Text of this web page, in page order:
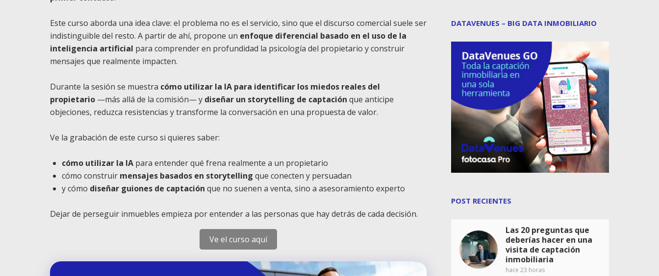
Este curso aborda una idea clave: el problema no es el servicio, sino que el discurso comercial suele ser
indistinguible del resto. A partir de ahí, propone un enfoque diferencial basado en el uso de la
inteligencia artificial para comprender en profundidad la psicología del propietario y construir
mensajes que realmente impacten.
Durante la sesión se muestra cómo utilizar la IA para identificar los miedos reales del
propietario —más allá de la comisión— y diseñar un storytelling de captación que anticipe
objeciones, reduzca resistencias y transforme la conversación en una propuesta de valor.
Ve la grabación de este curso si quieres saber:
cómo utilizar la IA para entender qué frena realmente a un propietario
cómo construir mensajes basados en storytelling que conecten y persuadan
y cómo diseñar guiones de captación que no suenen a venta, sino a asesoramiento experto
Dejar de perseguir inmuebles empieza por entender a las personas que hay detrás de cada decisión.
Ve el curso aquí
DATAVENUES – BIG DATA INMOBILIARIO
POST RECIENTES
Las 20 preguntas que
deberías hacer en una
visita de captación
inmobiliaria
hace 23 horas